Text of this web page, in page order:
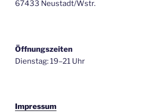
67433 Neustadt/Wstr.
Öffnungszeiten
Dienstag: 19–21 Uhr
Impressum